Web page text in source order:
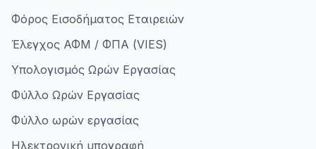
Φόρος Εισοδήματος Εταιρειών
Έλεγχος ΑΦΜ / ΦΠΑ (VIES)
Υπολογισμός Ωρών Εργασίας
Φύλλο Ωρών Εργασίας
Φύλλο ωρών εργασίας
Ηλεκτρονική υπογραφή